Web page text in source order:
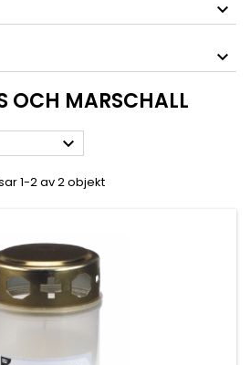
OCH MARSCHALL

1-2 av 2 objekt